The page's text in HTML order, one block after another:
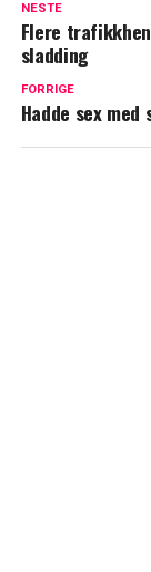
NESTE
Flere
sladding
FORRIGE
Hadde sex